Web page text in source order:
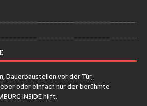
Dauerbaustellen vor der Tür,
oder einfach nur der berühmte
INSIDE hilft.